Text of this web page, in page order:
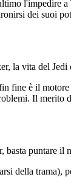
l'impedire a
dei suoi
la vita del Jedi
fine è il
Il merito
basta puntare il
della trama),